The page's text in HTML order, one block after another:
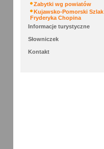
Zabytki wg powiatów
Kujawsko-Pomorski Szlak
Fryderyka Chopina
Informacje turystyczne
Słowniczek
Kontakt